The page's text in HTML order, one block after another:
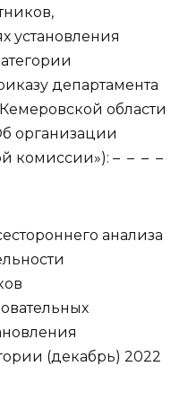
установления
департамента
области
организации
комиссии»): – – – –
анализа
(декабрь) 2022